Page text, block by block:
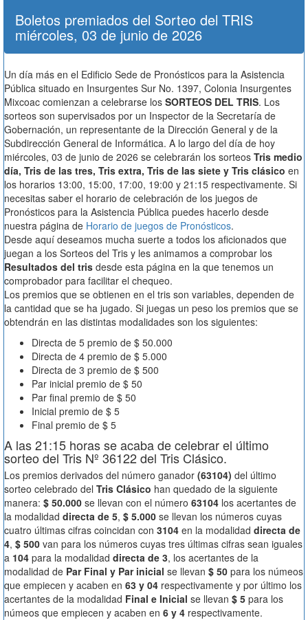
Boletos premiados del Sorteo del TRIS
miércoles, 03 de junio de 2026
Un día más en el Edificio Sede de Pronósticos para la Asistencia
Pública situado en Insurgentes Sur No. 1397, Colonia Insurgentes
Mixcoac comienzan a celebrarse los SORTEOS DEL TRIS. Los
sorteos son supervisados por un Inspector de la Secretaría de
Gobernación, un representante de la Dirección General y de la
Subdirección General de Informática. A lo largo del día de hoy
miércoles, 03 de junio de 2026 se celebrarán los sorteos Tris medio
día, Tris de las tres, Tris extra, Tris de las siete y Tris clásico en
los horarios 13:00, 15:00, 17:00, 19:00 y 21:15 respectivamente. Si
necesitas saber el horario de celebración de los juegos de
Pronósticos para la Asistencia Pública puedes hacerlo desde
nuestra página de Horario de juegos de Pronósticos.
Desde aquí deseamos mucha suerte a todos los aficionados que
juegan a los Sorteos del Tris y les animamos a comprobar los
Resultados del tris desde esta página en la que tenemos un
comprobador para facilitar el chequeo.
Los premios que se obtienen en el tris son variables, dependen de
la cantidad que se ha jugado. Si juegas un peso los premios que se
obtendrán en las distintas modalidades son los siguientes:
Directa de 5 premio de $ 50.000
Directa de 4 premio de $ 5.000
Directa de 3 premio de $ 500
Par inicial premio de $ 50
Par final premio de $ 50
Inicial premio de $ 5
Final premio de $ 5
A las 21:15 horas se acaba de celebrar el último
sorteo del Tris Nº 36122 del Tris Clásico.
Los premios derivados del número ganador (63104) del último
sorteo celebrado del Tris Clásico han quedado de la siguiente
manera: $ 50.000 se llevan con el número 63104 los acertantes de
la modalidad directa de 5, $ 5.000 se llevan los números cuyas
cuatro últimas cifras coincidan con 3104 en la modalidad directa de
4, $ 500 van para los números cuyas tres últimas cifras sean iguales
a 104 para la modalidad directa de 3, los acertantes de la
modalidad de Par Final y Par inicial se llevan $ 50 para los númeos
que empiecen y acaben en 63 y 04 respectivamente y por último los
acertantes de la modalidad Final e Inicial se llevan $ 5 para los
númeos que empiecen y acaben en 6 y 4 respectivamente.